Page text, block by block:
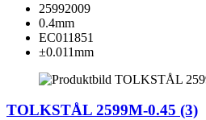
25992009
0.4mm
EC011851
±0.011mm
TOLKSTÅL 2599M-0.45 (3)